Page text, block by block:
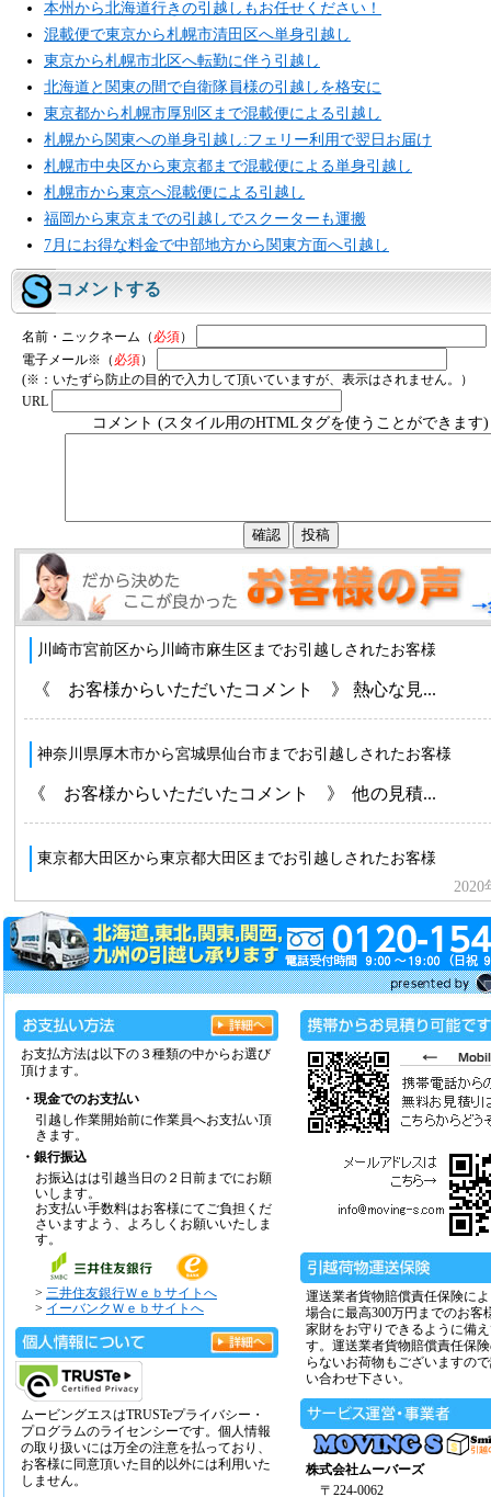
本州から北海道行きの引越しもお任せください！
混載便で東京から札幌市清田区へ単身引越し
東京から札幌市北区へ転勤に伴う引越し
北海道と関東の間で自衛隊員様の引越しを格安に
東京都から札幌市厚別区まで混載便による引越し
札幌から関東への単身引越し:フェリー利用で翌日お届け
札幌市中央区から東京都まで混載便による単身引越し
札幌市から東京へ混載便による引越し
福岡から東京までの引越しでスクーターも運搬
7月にお得な料金で中部地方から関東方面へ引越し
コメントする
名前・ニックネーム（ 必須）
電子メール※（ 必須）
(※：いたずら防止の目的で入力して頂いていますが、表示はされません。）
URL
コメント (スタイル用のHTMLタグを使うことができます)
お支払方法は以下の３種類の中からお選び
頂けます。
・現金でのお支払い
引越し作業開始前に作業員へお支払い頂
きます。
・銀行振込
お振込はは引越当日の２日前までにお願
いします。
お支払い手数料はお客様にてご負担くだ
さいますよう、よろしくお願いいたしま
す。
> 三井住友銀行Ｗｅｂサイトへ
> イーバンクＷｅｂサイトへ
ムービングエスはTRUSTeプライバシー・
プログラムのライセンシーです。個人情報
の取り扱いには万全の注意を払っており、
お客様に同意頂いた目的以外には利用いた
しません。
運送業者貨物賠償責任保険に
場合に最高300万円までのお客
家財をお守りできるように備
す。運送業者貨物賠償責任保
らないお荷物もございますの
い合わせ下さい。
株式会社ムーバーズ
〒224-0062